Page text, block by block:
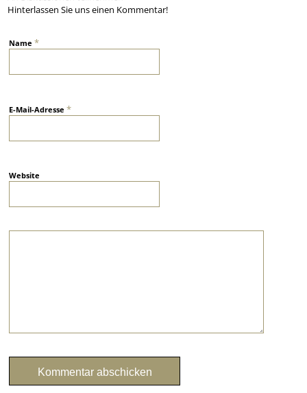
Hinterlassen Sie uns einen Kommentar!
Name*
E-Mail-Adresse*
Website